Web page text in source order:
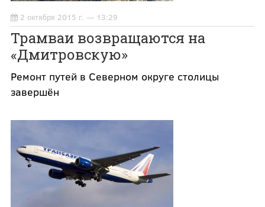
2 октября 2015 г. — 13:29
Трамваи возвращаются на
«Дмитровскую»
Ремонт путей в Северном округе столицы
завершён